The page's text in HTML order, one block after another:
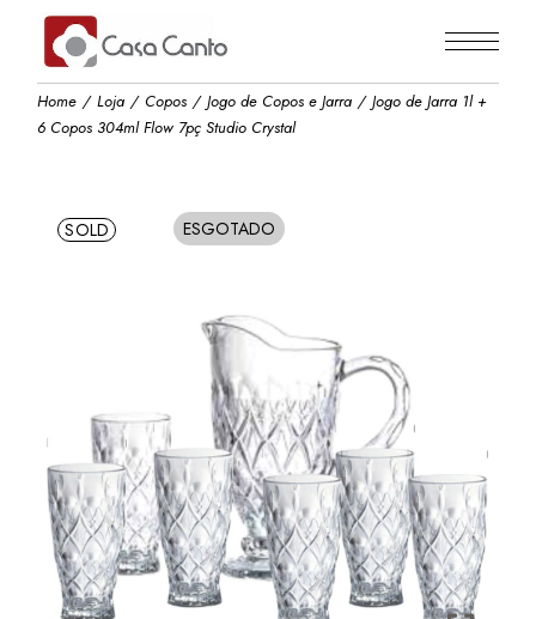
content
Home Loja Copos Jogo de Copos e Jarra
Jogo de Jarra 1l +
6 Copos 304ml Flow 7pç Studio Crystal
SOLD ESGOTADO